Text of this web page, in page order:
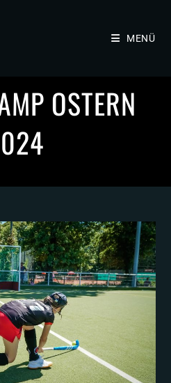
MENÜ
OSTERN